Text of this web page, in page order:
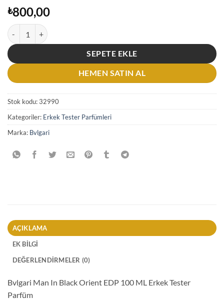
₺800,00
Bvlgari Man In Black Orient EDP 100 ML Erkek Tester Parfüm adet
SEPETE EKLE
HEMEN SATIN AL
Stok kodu:32990
Kategoriler: Erkek Tester Parfümleri
Marka: Bvlgari
AÇIKLAMA
EK BILGI
DEĞERLENDIRMELER (0)
Bvlgari Man In Black Orient EDP 100 ML Erkek Tester
Parfüm